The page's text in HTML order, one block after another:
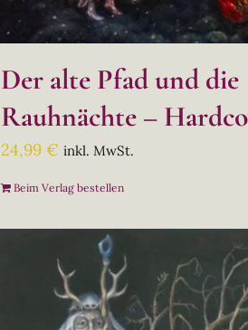
Der alte Pfad und die
Rauhnächte –
24,99 € inkl. MwSt.
Beim Verlag bestellen